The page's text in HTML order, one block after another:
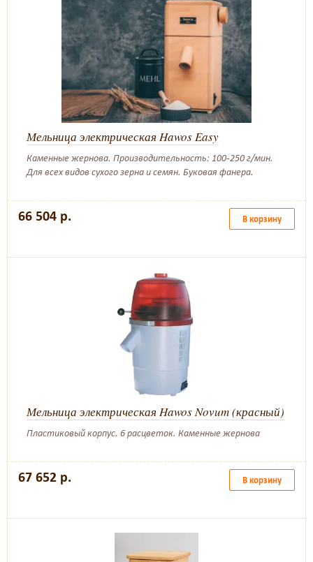
Мельница электрическая Hawos Easy
Каменные жернова. Производительность: 100-250 г/мин.
Для всех видов сухого зерна и семян. Буковая фанера.
66 504 р. В корзину
Мельница электрическая Hawos Novum (красный)
Пластиковый корпус. 6 расцветок. Каменные жернова
67 652 р. В корзину